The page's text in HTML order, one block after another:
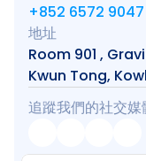
+852 6572
地址
Room 901 ,
Kwun Tong,
追蹤我們的社交媒